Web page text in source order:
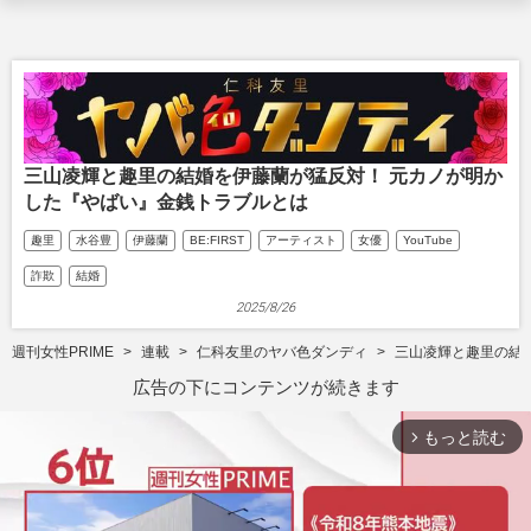
三山凌輝と趣里の結婚を伊藤蘭が猛反対！ 元カノが明か
した『やばい』金銭トラブルとは
趣里 水谷豊 伊藤蘭 BE:FIRST アーティスト 女優 YouTube
詐欺 結婚
2025/8/26
週刊女性PRIME 連載 仁科友里のヤバ色ダンディ 三山凌輝と趣里の結
広告の下にコンテンツが続きます
arrow_forward_ios もっと読む